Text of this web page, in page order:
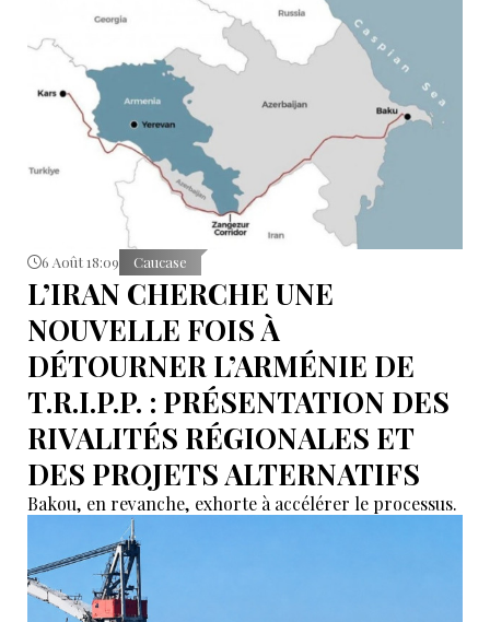
6 Août 18:09 Caucase
L’IRAN CHERCHE UNE
NOUVELLE FOIS À
DÉTOURNER L’ARMÉNIE DE
T.R.I.P.P. : PRÉSENTATION DES
RIVALITÉS RÉGIONALES ET
DES PROJETS ALTERNATIFS
Bakou, en revanche, exhorte à accélérer le processus.